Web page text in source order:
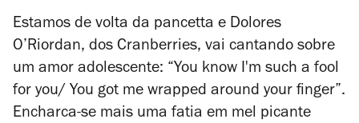
Estamos de volta da pancetta e Dolores
O’Riordan, dos Cranberries, vai cantando sobre
um amor adolescente: “You know I'm such a fool
for you/ You got me wrapped around your finger”.
Encharca-se mais uma fatia em mel picante